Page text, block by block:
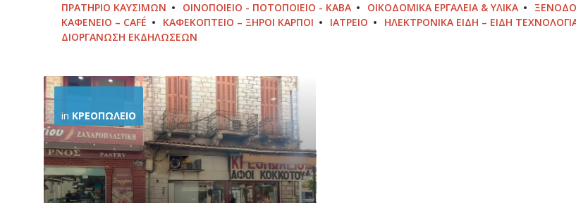
ΠΡΑΤΉΡΙΟ ΚΑΥΣΊΜΩΝ
ΟΙΝΟΠΟΙΕΊΟ - ΠΟΤΟΠΟΙΕΊΟ - ΚΆΒΑ ΟΙΚΟΔΟΜΙΚΆ ΕΡΓΑΛΕΊΑ & ΥΛΙΚΆ
ΚΑΦΕΝΕΊΟ – CAFÉ
ΚΑΦΕΚΟΠΤΕΊΟ – ΞΗΡΟΊ ΚΑΡΠΟΊ ΙΑΤΡΕΊΟ ΗΛΕΚΤΡΟΝΙΚΆ ΕΊΔΗ – ΕΊΔΗ
ΔΙΟΡΓΆΝΩΣΗ ΕΚΔΗΛΏΣΕΩΝ
in ΚΡΕΟΠΩΛΕΊΟ
More
Info